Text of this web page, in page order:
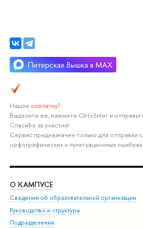
Нашли опечатку?
Выделите её, нажмите Ctrl+Enter и
Спасибо за участие!
Сервис предназначен только для отправки
орфографических и пунктуационных ошибках.
О КАМПУСЕ
Сведения об образовательной организации
Руководство и структура
Подразделения